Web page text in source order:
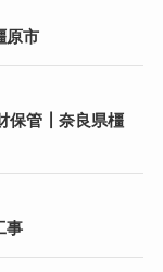
原市
保管┃奈良県橿
事